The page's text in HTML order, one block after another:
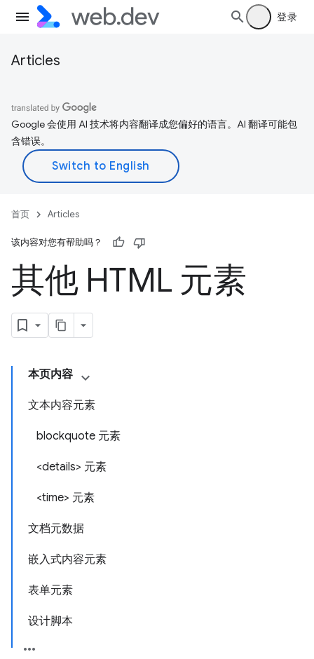
登录
Articles
Google 会使用 AI 技术将内容翻译成您偏好的语言。AI 翻译可能包
含错误。
首页 Articles
该内容对您有帮助吗？
其他 HTML 元素
本页内容
文本内容元素
blockquote 元素
<details> 元素
<time> 元素
文档元数据
嵌入式内容元素
表单元素
设计脚本